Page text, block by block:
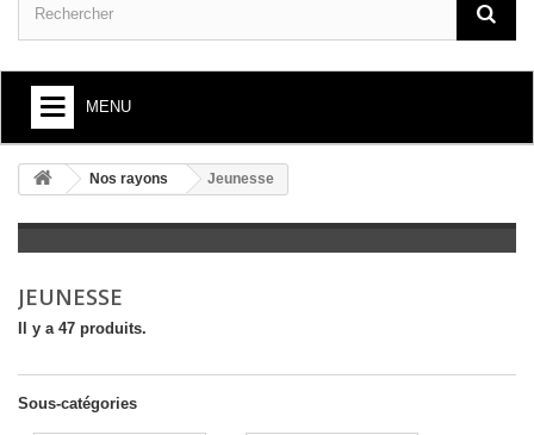
MENU
ARTS ET SOCIÉTÉ
+
+
BANDES DESSINÉES
SCOLAIRE ET DICTIONNAIRE
Nos rayons Jeunesse
JEUNESSE
Il y a 47 produits.
Sous-catégories